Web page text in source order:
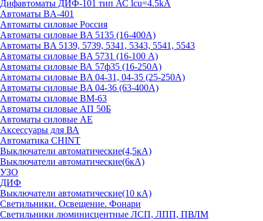
Дифавтоматы ДИФ-101 тип АС lcu=4.5kA
Автоматы BA-401
Автоматы силовые Россия
Автоматы силовые BA 5135 (16-400А)
Автоматы BA 5139, 5739, 5341, 5343, 5541, 5543
Автоматы силовые BA 5731 (16-100 А)
Автоматы силовые ВА 57ф35 (16-250А)
Автоматы силовые BA 04-31, 04-35 (25-250А)
Автоматы силовые BA 04-36 (63-400А)
Автоматы силовые ВМ-63
Автоматы силовые АП 50Б
Автоматы силовые АЕ
Аксессуары для ВА
Автоматика CHINT
Выключатели автоматические(4,5кА)
Выключатели автоматические(6кА)
УЗО
ДИФ
Выключатели автоматические(10 кА)
Светильники. Освещение. Фонари
Светильники люминисцентные ЛСП, ЛПП, ПВЛМ